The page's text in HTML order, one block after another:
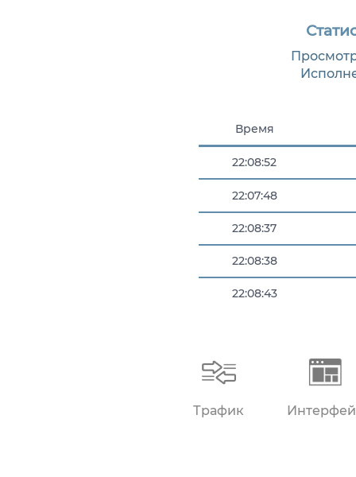
Время
22:08:52
22:07:48
22:08:37
22:08:38
22:08:43
Трафик